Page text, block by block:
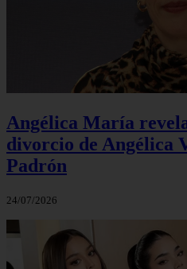
Angélica María
divorcio de Angélica
Padrón
24/07/2026